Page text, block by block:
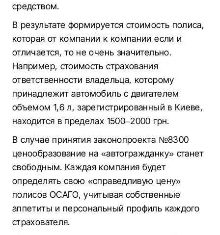
средством.
В результате формируется стоимость полиса,
которая от компании к компании если и
отличается, то не очень значительно.
Например, стоимость страхования
ответственности владельца, которому
принадлежит автомобиль с двигателем
объемом 1,6 л, зарегистрированный в Киеве,
находится в пределах 1500–2000 грн.
В случае принятия законопроекта №8300
ценообразование на «автогражданку» станет
свободным. Каждая компания будет
определять свою «справедливую цену»
полисов ОСАГО, учитывая собственные
аппетиты и персональный профиль каждого
страхователя.